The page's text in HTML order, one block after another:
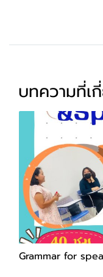
บทความที่เ
Grammar for